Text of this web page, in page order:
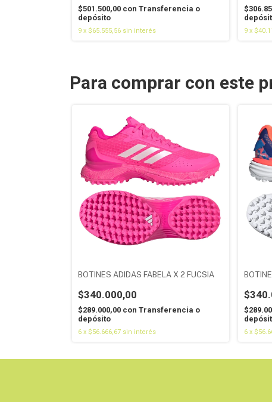
$501.500,00 con Transferencia o
depósito
9 x $65.555,56 sin interés 9 x
Para comprar con este
BOTINES ADIDAS FABELA X 2 FUCSIA
$340.000,00
$289.000,00 con Transferencia o
depósito
6 x $56.666,67 sin interés 6 x